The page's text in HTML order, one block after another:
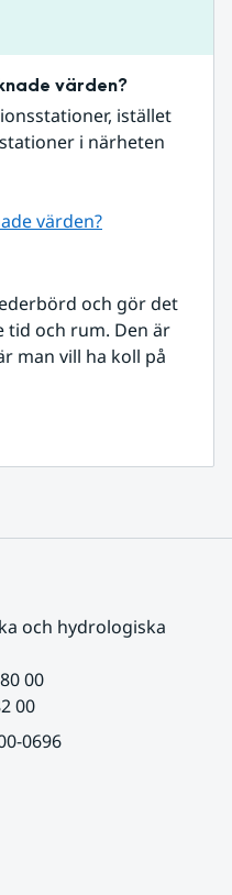
värden?
istället
i närheten
värden?
och gör det
tid och rum. Den är
man vill ha koll på
och hydrologiska
00
00
0696